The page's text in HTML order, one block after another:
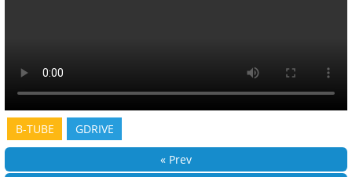
B-TUBE GDRIVE
« Prev